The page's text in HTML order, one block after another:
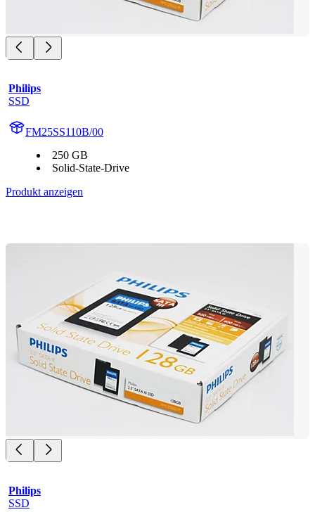
Philips
SSD
FM25SS110B/00
250 GB
Solid-State-Drive
Produkt anzeigen
Philips
SSD